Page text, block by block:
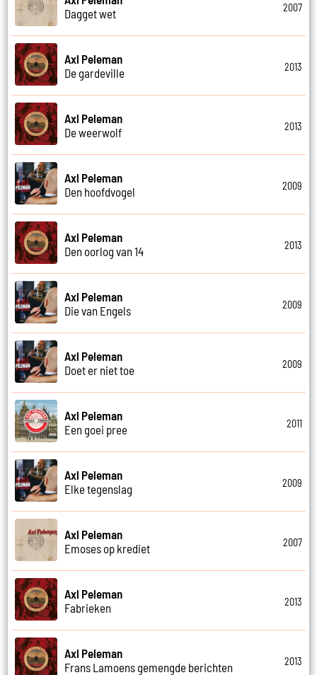
Dagget wet
2007
Axl Peleman
De gardeville
2013
Axl Peleman
De weerwolf
2013
Axl Peleman
Den hoofdvogel
2009
Axl Peleman
Den oorlog van 14
2013
Axl Peleman
Die van Engels
2009
Axl Peleman
Doet er niet toe
2009
Axl Peleman
Een goei pree
2011
Axl Peleman
Elke tegenslag
2009
Axl Peleman
Emoses op krediet
2007
Axl Peleman
Fabrieken
2013
Axl Peleman
Frans Lamoens gemengde berichten
2013